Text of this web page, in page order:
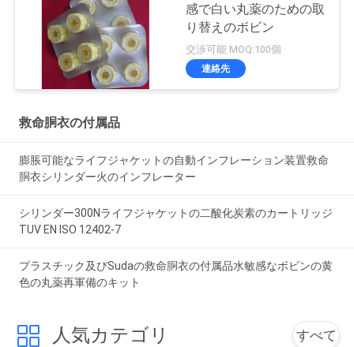
感で白い丸薬のための取
り替えのボビン
交渉可能 MOQ:100個
連絡先
救命胴衣の付属品
膨脹可能なライフジャケットの自動インフレーション装置救命
胴衣シリンダー火のインフレーター
シリンダー300Nライフジャケットの二酸化炭素のカートリッジ
TUV EN ISO 12402-7
プラスチック及びSudaの救命胴衣の付属品水敏感なボビンの黄
色の丸薬再軍備のキット
人気カテゴリ すべて